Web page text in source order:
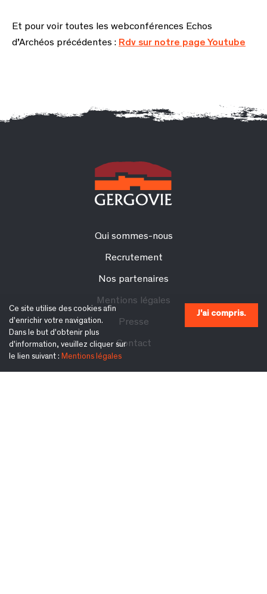
Ce site utilise des cookies afin
d'enrichir votre navigation.
Dans le but d'obtenir plus
d'information, veuillez cliquer sur
le lien suivant : Mentions légales
J'ai compris.
Et pour voir toutes les webconférences Echos
d’Archéos précédentes : Rdv sur notre page Youtube
Qui sommes-nous
Recrutement
Nos partenaires
Mentions légales
Presse
Contact